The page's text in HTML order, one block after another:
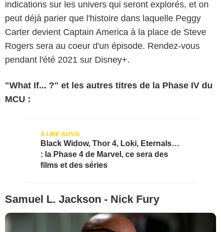
indications sur les univers qui seront explorés, et on
peut déjà parier que l'histoire dans laquelle Peggy
Carter devient Captain America à la place de Steve
Rogers sera au coeur d'un épisode. Rendez-vous
pendant l'été 2021 sur Disney+.
"What If... ?" et les autres titres de la Phase IV du
MCU :
Black Widow, Thor 4, Loki, Eternals…
: la Phase 4 de Marvel, ce sera des
films et des séries
Samuel L. Jackson - Nick Fury